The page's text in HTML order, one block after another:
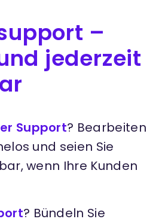
–
jederzeit
Support? Bearbeiten
und seien Sie
wenn Ihre Kunden
? Bündeln Sie